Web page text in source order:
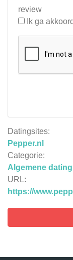
Datingsites:
Pepper.nl
Categorie:
Algemene
URL:
https://
review
Ik ga